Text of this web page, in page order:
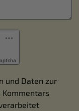
und Daten zur
Kommentars